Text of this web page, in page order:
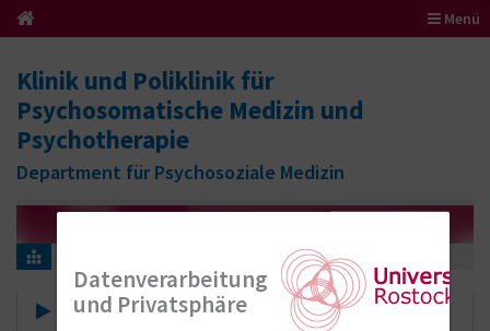
Menü
Klinik und Poliklinik für
Psychosomatische Medizin und
Psychotherapie
Department für Psychosoziale Medizin
Praktika
Datenverarbeitung
und Privatsphäre